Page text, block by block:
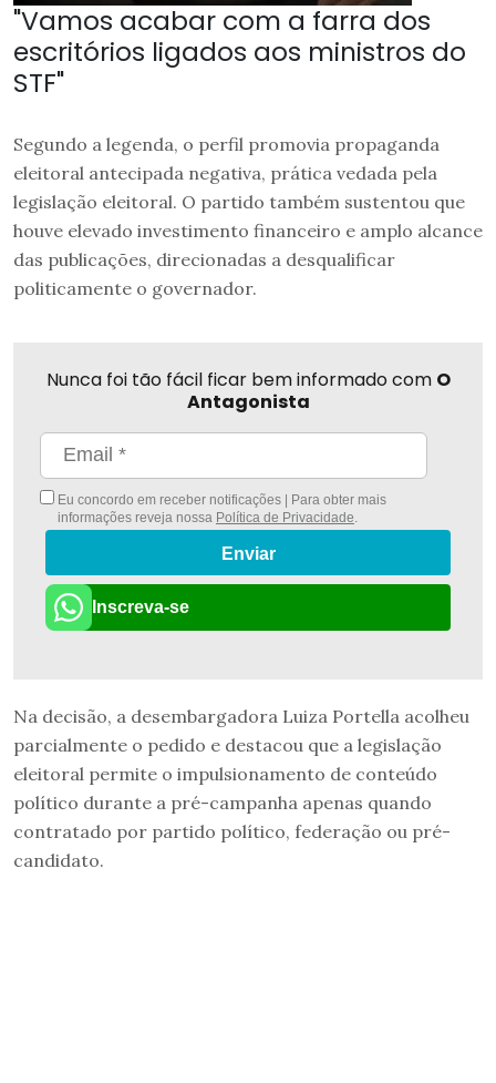
"Vamos acabar com a farra dos
escritórios ligados aos ministros do
STF"
Segundo a legenda, o perfil promovia propaganda
eleitoral antecipada negativa, prática vedada pela
legislação eleitoral. O partido também sustentou que
houve elevado investimento financeiro e amplo alcance
das publicações, direcionadas a desqualificar
politicamente o governador.
Nunca foi tão fácil ficar bem informado com O
Antagonista
Eu concordo em receber notificações | Para obter mais
informações reveja nossa Política de Privacidade
Enviar
Inscreva-se
Na decisão, a desembargadora Luiza Portella acolheu
parcialmente o pedido e destacou que a legislação
eleitoral permite o impulsionamento de conteúdo
político durante a pré-campanha apenas quando
contratado por partido político, federação ou pré-
candidato.